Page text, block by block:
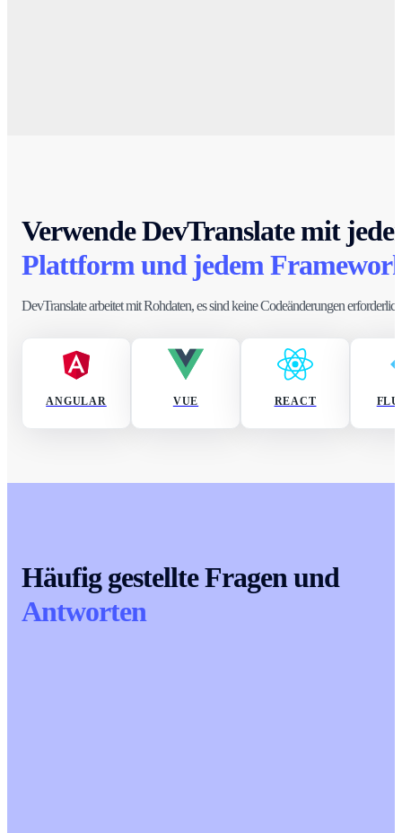
Verwende DevTranslate mit
Plattform und jedem
DevTranslate arbeitet mit Rohdaten, es sind keine Codeänderungen
ANGULAR VUE REACT
Häufig gestellte Fragen und
Antworten